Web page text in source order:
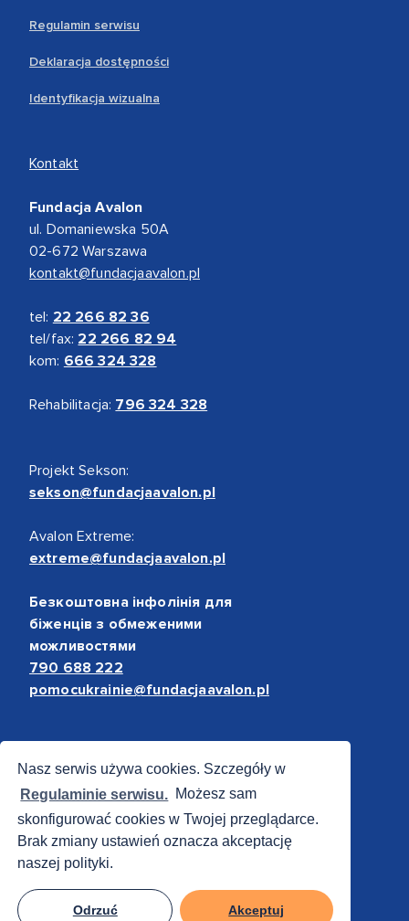
Nasz serwis używa cookies. Szczegóły w
Regulaminie serwisu. Możesz sam
skonfigurować cookies w Twojej przeglądarce.
Brak zmiany ustawień oznacza akceptację
naszej polityki.
Odrzuć Akceptuj
Regulamin serwisu
Deklaracja dostępności
Identyfikacja wizualna
Kontakt
Fundacja Avalon
ul. Domaniewska 50A
02-672 Warszawa
kontakt@fundacjaavalon.pl
tel: 22 266 82 36
tel/fax: 22 266 82 94
kom: 666 324 328
Rehabilitacja: 796 324 328
Projekt Sekson:
sekson@fundacjaavalon.pl
Avalon Extreme:
extreme@fundacjaavalon.pl
Безкоштовна інфолінія для
біженців з обмеженими
можливостями
790 688 222
pomocukrainie@fundacjaavalon.pl
Bezpieczne płatności
© 2012 - 2026 Fundacja Avalon